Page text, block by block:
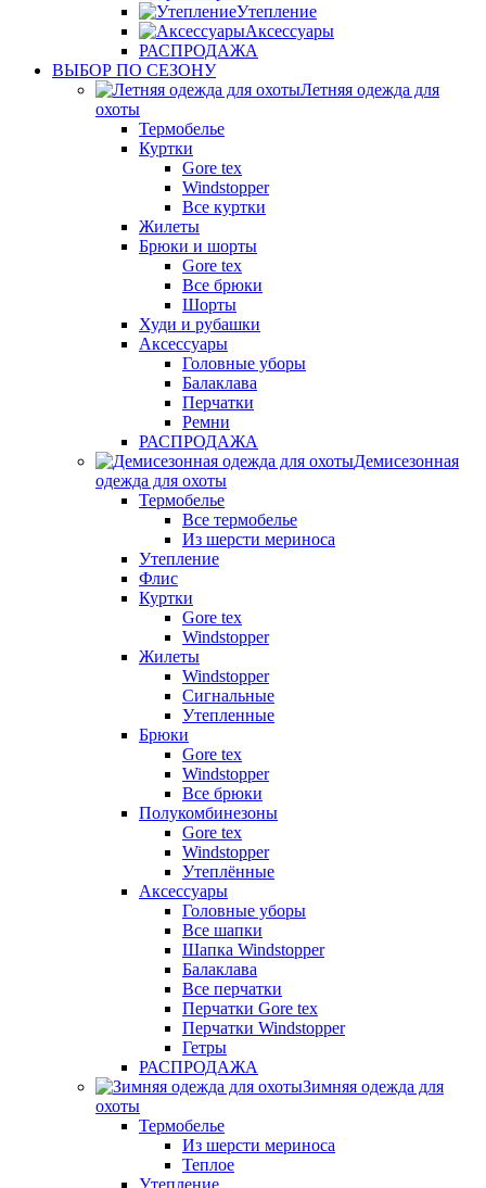
Утепление
Аксессуары
РАСПРОДАЖА
ВЫБОР ПО СЕЗОНУ
Летняя одежда для
охоты
Термобелье
Куртки
Gore tex
Windstopper
Все куртки
Жилеты
Брюки и шорты
Gore tex
Все брюки
Шорты
Худи и рубашки
Аксессуары
Головные уборы
Балаклава
Перчатки
Ремни
РАСПРОДАЖА
Демисезонная
одежда для охоты
Термобелье
Все термобелье
Из шерсти мериноса
Утепление
Флис
Куртки
Gore tex
Windstopper
Жилеты
Windstopper
Сигнальные
Утепленные
Брюки
Gore tex
Windstopper
Все брюки
Полукомбинезоны
Gore tex
Windstopper
Утеплённые
Аксессуары
Головные уборы
Все шапки
Шапка Windstopper
Балаклава
Все перчатки
Перчатки Gore tex
Перчатки Windstopper
Гетры
РАСПРОДАЖА
Зимняя одежда для
охоты
Термобелье
Из шерсти мериноса
Теплое
Утепление